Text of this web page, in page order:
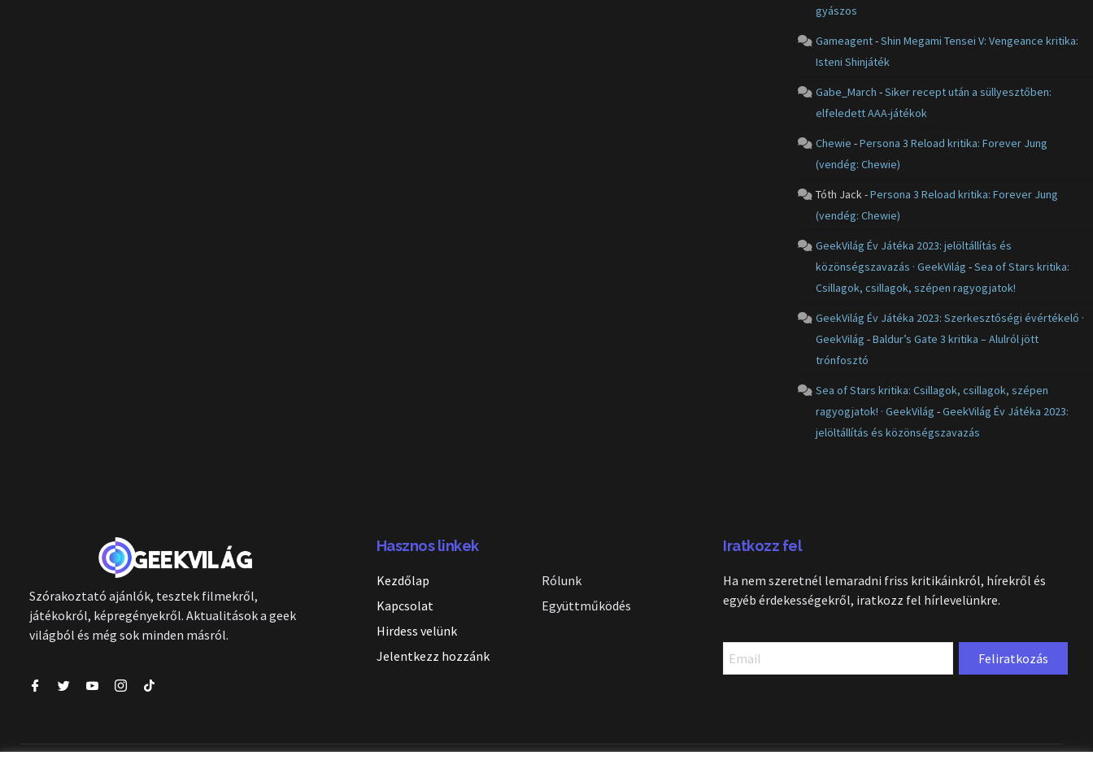
gyászos
Gameagent-Shin Megami Tensei V: Vengeance kritika:
Isteni Shinjáték
Gabe_March -Siker recept után a süllyesztőben:
elfeledett AAA-játékok
Chewie -Persona 3 Reload kritika: Forever Jung
(vendég: Chewie)
Tóth Jack-Persona 3 Reload kritika: Forever Jung
(vendég: Chewie)
GeekVilág Év Játéka 2023: jelöltállítás és
közönségszavazás · GeekVilág -Sea of Stars kritika:
Csillagok, csillagok, szépen ragyogjatok!
GeekVilág Év Játéka 2023: Szerkesztőségi évértékelő ·
GeekVilág -Baldur’s Gate 3 kritika – Alulról jött
trónfosztó
Sea of Stars kritika: Csillagok, csillagok, szépen
ragyogjatok! · GeekVilág -GeekVilág Év Játéka 2023:
jelöltállítás és közönségszavazás
Szórakoztató ajánlók, tesztek filmekről,
játékokról, képregényekről. Aktualitások a geek
világból és még sok minden másról.
Hasznos linkek
Kezdőlap
Kapcsolat
Hirdess velünk
Jelentkezz hozzánk
Rólunk
Együttműködés
Iratkozz fel
Ha nem szeretnél lemaradni friss kritikáinkról, hírekről és
egyéb érdekességekről, iratkozz fel hírlevelünkre.
Feliratkozás